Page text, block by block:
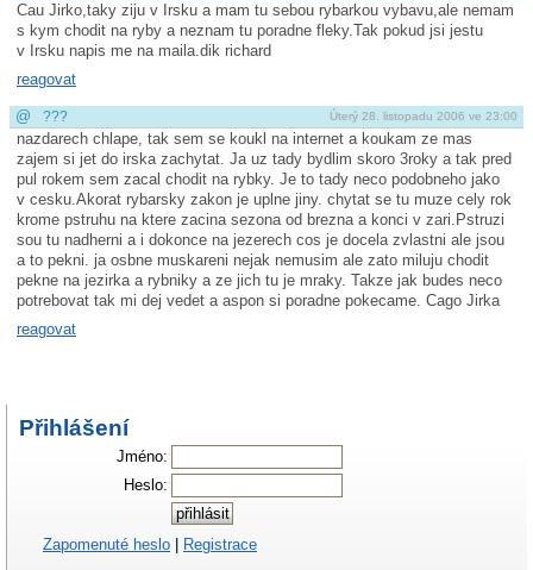
Cau Jirko,taky ziju v Irsku a mam tu sebou rybarkou vybavu,ale nemam
s kym chodit na ryby a neznam tu poradne fleky.Tak pokud jsi jestu
v Irsku napis me na maila.dik richard
reagovat
Úterý 28. listopadu 2006 ve 23:00
@ ???
nazdarech chlape, tak sem se koukl na internet a koukam ze mas
zajem si jet do irska zachytat. Ja uz tady bydlim skoro 3roky a tak pred
pul rokem sem zacal chodit na rybky. Je to tady neco podobneho jako
v cesku.Akorat rybarsky zakon je uplne jiny. chytat se tu muze cely rok
krome pstruhu na ktere zacina sezona od brezna a konci v zari.Pstruzi
sou tu nadherni a i dokonce na jezerech cos je docela zvlastni ale jsou
a to pekni. ja osbne muskareni nejak nemusim ale zato miluju chodit
pekne na jezirka a rybniky a ze jich tu je mraky. Takze jak budes neco
potrebovat tak mi dej vedet a aspon si poradne pokecame. Cago Jirka
reagovat
Přihlášení
Jméno:
Heslo:
Zapomenuté heslo Registrace